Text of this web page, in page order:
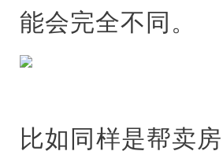
能会完全不同。
比如同样是帮卖